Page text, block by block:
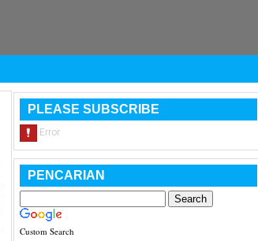
PLEASE SUBSCRIBE
PENCARIAN
Custom Search